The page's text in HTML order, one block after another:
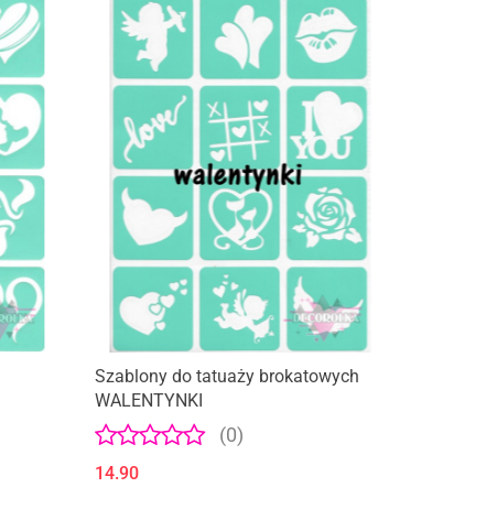
Szablony do tatuaży brokatowych
WALENTYNKI
(0)
14.90